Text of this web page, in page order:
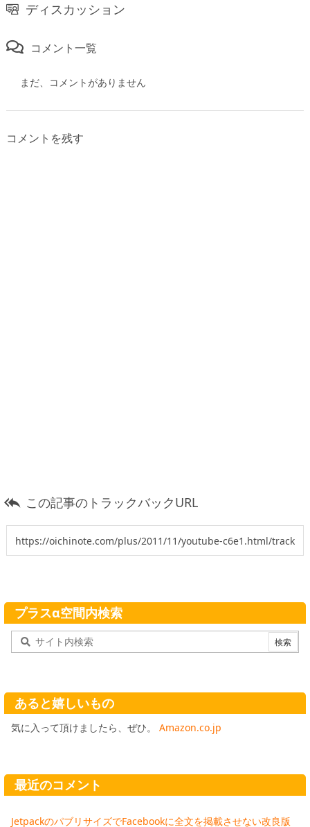
ディスカッション
コメント一覧
まだ、コメントがありません
コメントを残す
 この記事のトラックバックURL
プラスα空間内検索
あると嬉しいもの
気に入って頂けましたら、ぜひ。 Amazon.co.jp
最近のコメント
JetpackのパブリサイズでFacebookに全文を掲載させない改良版